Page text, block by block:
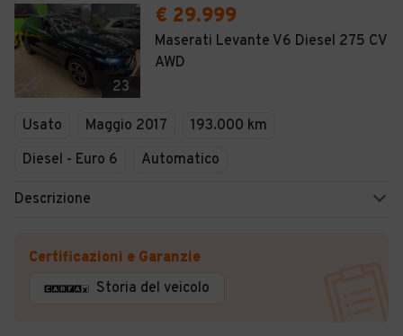
23
€ 29.999
Maserati Levante V6 Diesel 275 CV
AWD
Usato Maggio 2017
193.000 km
Diesel - Euro 6
Automatico
Descrizione
Certificazioni e Garanzie
Storia del veicolo